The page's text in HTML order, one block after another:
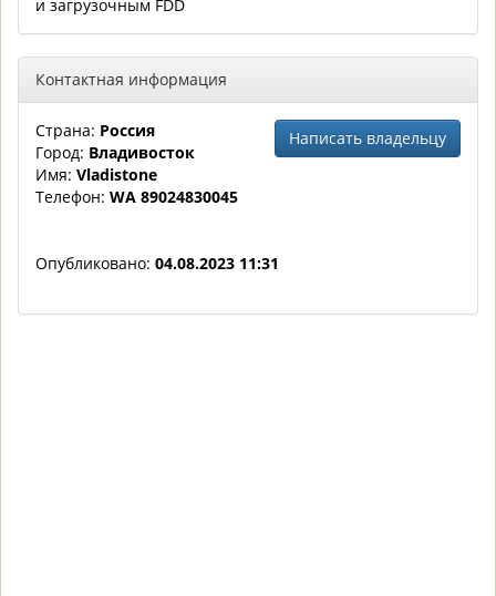
и загрузочным FDD
Контактная информация
Написать владельцу
Страна: Россия
Город: Владивосток
Имя: Vladistone
Телефон: WA 89024830045
Опубликовано: 04.08.2023 11:31